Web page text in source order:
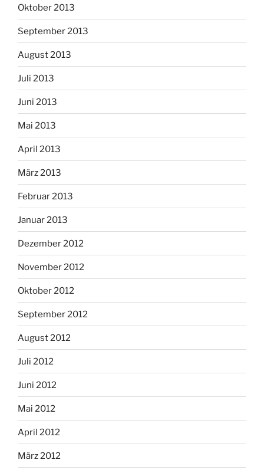
Oktober 2013
September 2013
August 2013
Juli 2013
Juni 2013
Mai 2013
April 2013
März 2013
Februar 2013
Januar 2013
Dezember 2012
November 2012
Oktober 2012
September 2012
August 2012
Juli 2012
Juni 2012
Mai 2012
April 2012
März 2012